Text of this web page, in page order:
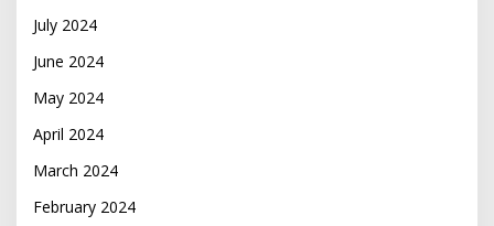
July 2024
June 2024
May 2024
April 2024
March 2024
February 2024